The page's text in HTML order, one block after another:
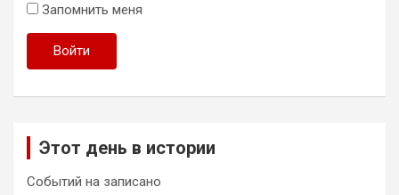
Запомнить меня
Войти
Этот день в истории
Событий на записано